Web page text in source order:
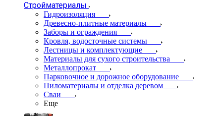
Стройматериалы
Гидроизоляция
Древесно-плитные материалы
Заборы и ограждения
Кровля, водосточные системы
Лестницы и комплектующие
Материалы для сухого строительства
Металлопрокат
Парковочное и дорожное оборудование
Пиломатериалы и отделка деревом
Сваи
Еще